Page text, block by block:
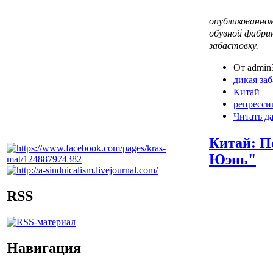
RSS
Навигация
обувной
забастовку.
От
дикая
Китай
Читать
Китай:
Юэнь"